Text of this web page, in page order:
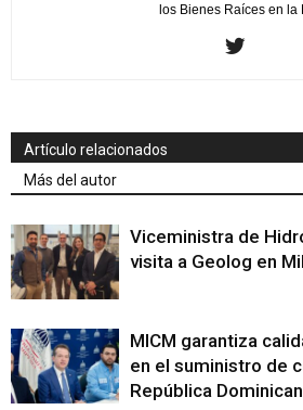
los Bienes Raíces en la
Artículo relacionados
Más del autor
Viceministra de
visita a Geolog en
MICM garantiza
en el suministro de
República